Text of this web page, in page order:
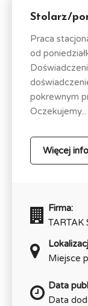
Stolarz/
Praca
od
pokrewnym
Oczekujemy...
Więcej
Firma:
TARTAK
Miejsce
Data
Data